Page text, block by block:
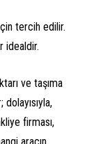
tercih edilir.
idealdir.
ve taşıma
firması,